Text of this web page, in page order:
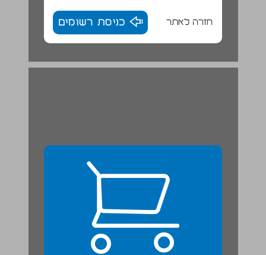
חזרה לאתר כניסת רשומים